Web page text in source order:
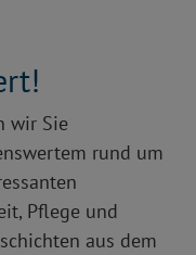
wir Sie
rund um
Pflege und
aus dem